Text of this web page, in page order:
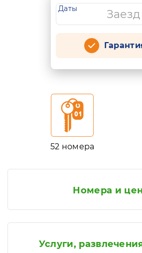
Даты
52 номера
Номера и
Услуги,